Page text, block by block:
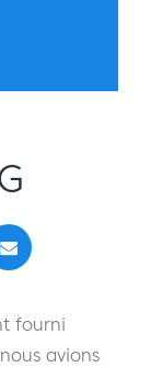
fourni
avions